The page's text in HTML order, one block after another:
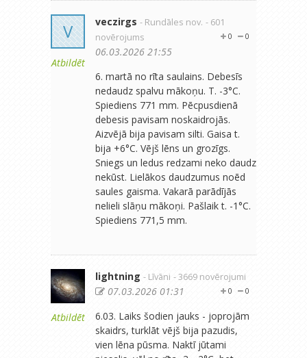
V
Atbildēt
veczirgs - Rundāles nov. - 601
novērojums
0
0
06.03.2026 21:55
6. martā no rīta saulains. Debesīs
nedaudz spalvu mākoņu. T. -3°C.
Spiediens 771 mm. Pēcpusdienā
debesis pavisam noskaidrojās.
Aizvējā bija pavisam silti. Gaisa t.
bija +6°C. Vējš lēns un grozīgs.
Sniegs un ledus redzami neko daudz
nekūst. Lielākos daudzumus noēd
saules gaisma. Vakarā parādījās
nelieli slāņu mākoņi. Pašlaik t. -1°C.
Spiediens 771,5 mm.
Atbildēt
lightning - Līvāni - 3669 novērojumi
0
0
07.03.2026 01:31
6.03. Laiks šodien jauks - joprojām
skaidrs, turklāt vējš bija pazudis,
vien lēna pūsma. Naktī jūtami